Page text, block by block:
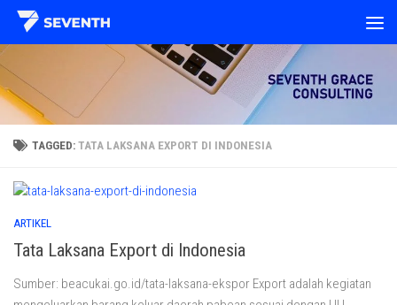
Skip to content
TAGGED:TATA LAKSANA EXPORT DI INDONESIA
ARTIKEL
Tata Laksana Export di Indonesia
Sumber: beacukai.go.id/tata-laksana-ekspor Export adalah kegiatan